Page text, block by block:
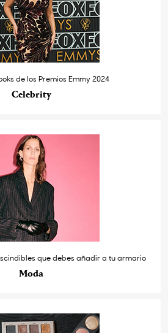
de los Premios Emmy 2024
Celebrity
que debes añadir a tu armario
Moda